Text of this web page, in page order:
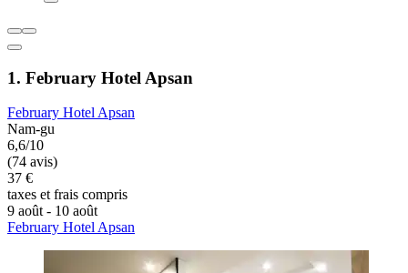
1. February Hotel Apsan
February Hotel Apsan
Nam-gu
6,6/10
(74 avis)
37 €
taxes et frais compris
9 août - 10 août
February Hotel Apsan